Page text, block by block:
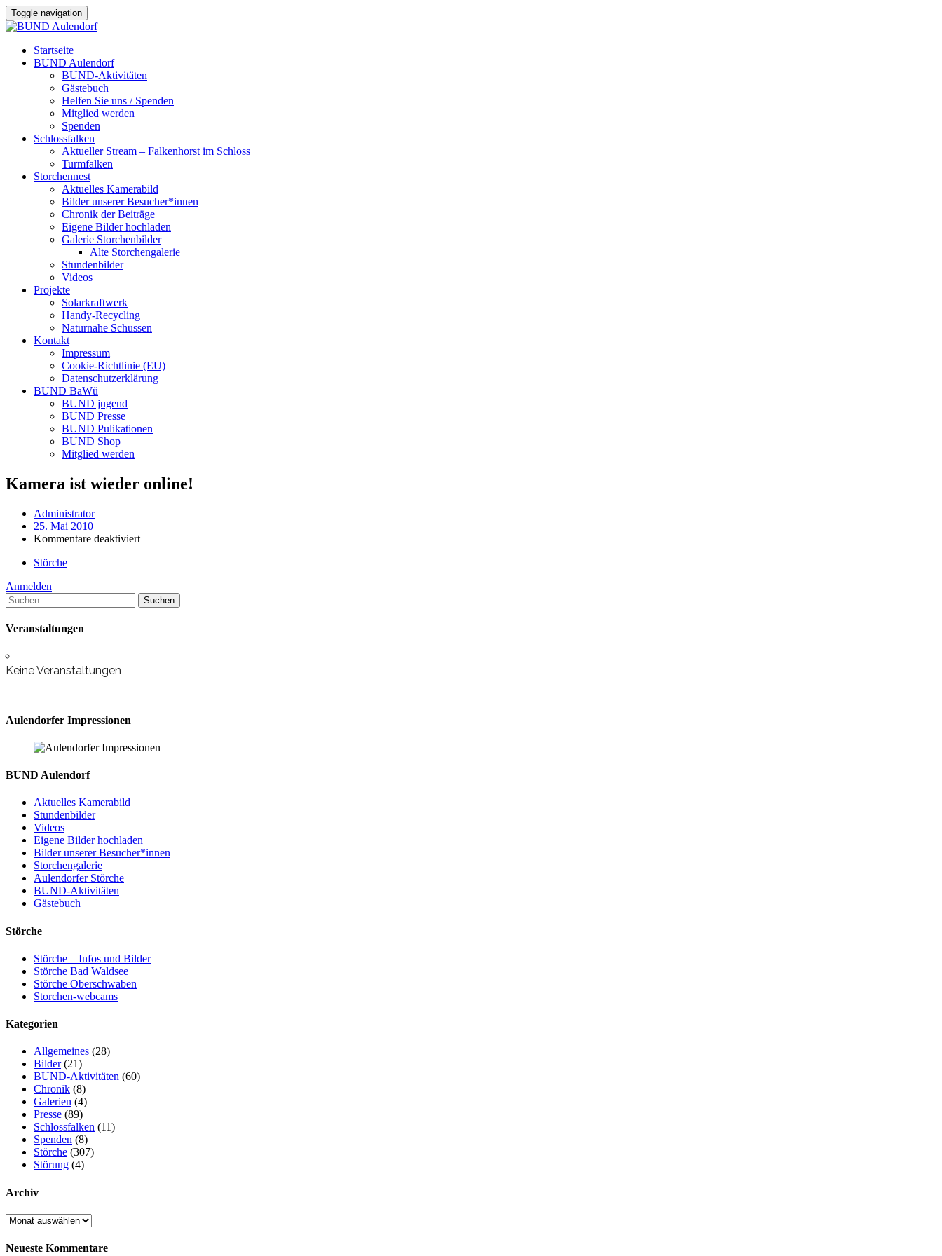
Toggle navigation
Startseite
BUND Aulendorf
BUND-Aktivitäten
Gästebuch
Helfen Sie uns / Spenden
Mitglied werden
Spenden
Schlossfalken
Aktueller Stream – Falkenhorst im Schloss
Turmfalken
Storchennest
Aktuelles Kamerabild
Bilder unserer Besucher*innen
Chronik der Beiträge
Eigene Bilder hochladen
Galerie Storchenbilder
Alte Storchengalerie
Stundenbilder
Videos
Projekte
Solarkraftwerk
Handy-Recycling
Naturnahe Schussen
Kontakt
Impressum
Cookie-Richtlinie (EU)
Datenschutzerklärung
BUND BaWü
BUND jugend
BUND Presse
BUND Pulikationen
BUND Shop
Mitglied werden
Kamera ist wieder online!
Administrator
25. Mai 2010
Kommentare deaktiviertfür
Störche
Anmelden
Suchen
nach:
Veranstaltungen
Keine Veranstaltungen
Aulendorfer Impressionen
BUND Aulendorf
Aktuelles Kamerabild
Stundenbilder
Videos
Eigene Bilder hochladen
Bilder unserer Besucher*innen
Storchengalerie
Aulendorfer Störche
BUND-Aktivitäten
Gästebuch
Störche
Störche – Infos und Bilder
Störche Bad Waldsee
Störche Oberschwaben
Storchen-webcams
Kategorien
Allgemeines (28)
Bilder(21)
BUND-Aktivitäten (60)
Chronik (8)
Galerien (4)
Presse (89)
Schlossfalken (11)
Spenden (8)
Störche (307)
Störung (4)
Archiv
Archiv
Neueste Kommentare